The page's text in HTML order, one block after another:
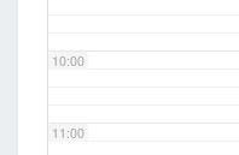
10:00
11:00